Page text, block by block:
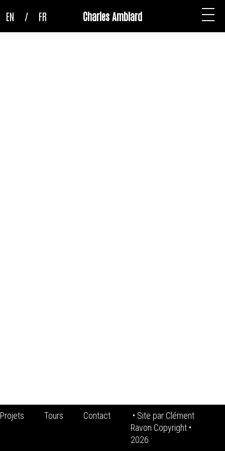
Charles Amblard
EN / FR
Projets Tours Contact • Site par Clément
Ravon Copyright •
2026